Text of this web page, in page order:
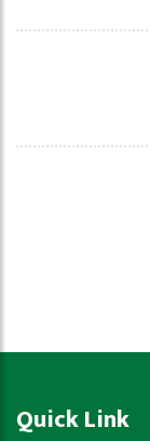
Quick Link